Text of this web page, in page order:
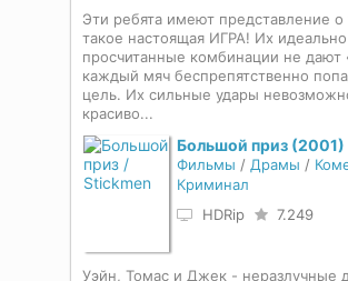
Эти ребята имеют представление о
такое настоящая ИГРА! Их идеально
просчитанные комбинации не дают
каждый мяч беспрепятственно
цель. Их сильные удары
красиво...
Большой приз (2001)
Фильмы / Драмы /
Криминал
HDRip
7.249
Уэйн, Томас и Джек - неразлучные